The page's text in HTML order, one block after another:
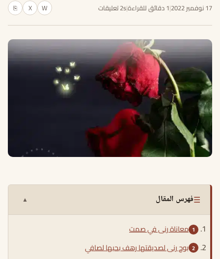
17 نوفمبر 2022 |1 دقائق للقراءة |2s تعليقات W
X
⎘
☰فهرس المقال ▲
معاناة رنى في صمت
بوح رنى لصديقتها رهف بحبها لصافي